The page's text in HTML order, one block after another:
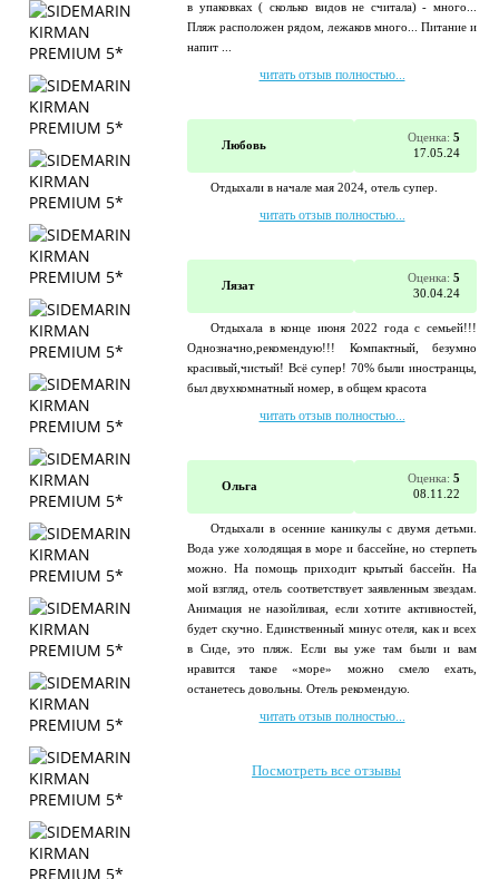
в упаковках ( сколько видов не считала) - много...
Пляж расположен рядом, лежаков много... Питание и
напит ...
читать отзыв полностью...
Любовь
Оценка: 5
17.05.24
Отдыхали в начале мая 2024, отель супер.
читать отзыв полностью...
Лязат
Оценка: 5
30.04.24
Отдыхала в конце июня 2022 года с семьей!!!
Однозначно,рекомендую!!! Компактный, безумно
красивый,чистый! Всё супер! 70% были иностранцы,
был двухкомнатный номер, в общем красота
читать отзыв полностью...
Ольга
Оценка: 5
08.11.22
Отдыхали в осенние каникулы с двумя детьми.
Вода уже холодящая в море и бассейне, но стерпеть
можно. На помощь приходит крытый бассейн. На
мой взгляд, отель соответствует заявленным звездам.
Анимация не назойливая, если хотите активностей,
будет скучно. Единственный минус отеля, как и всех
в Сиде, это пляж. Если вы уже там были и вам
нравится такое «море» можно смело ехать,
останетесь довольны. Отель рекомендую.
читать отзыв полностью...
Посмотреть все отзывы